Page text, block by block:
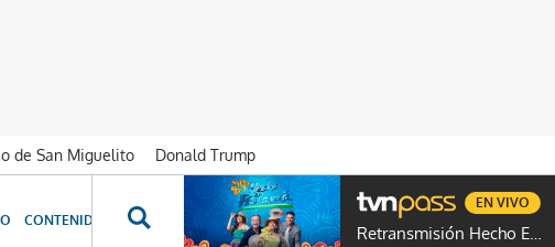
de San Miguelito
Donald Trump
CONTENIDOS ESPECIALES NOVELAS PROGRAMAS GENTE TVN
Retransmisión Hecho En Panamá
EN VIVO